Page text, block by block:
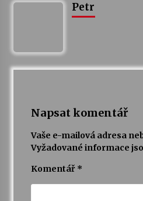
Varhanní recitál
Želiv
Petr
Napsat komentář
Vaše e-mailová adresa
Vyžadované informace
Komentář *